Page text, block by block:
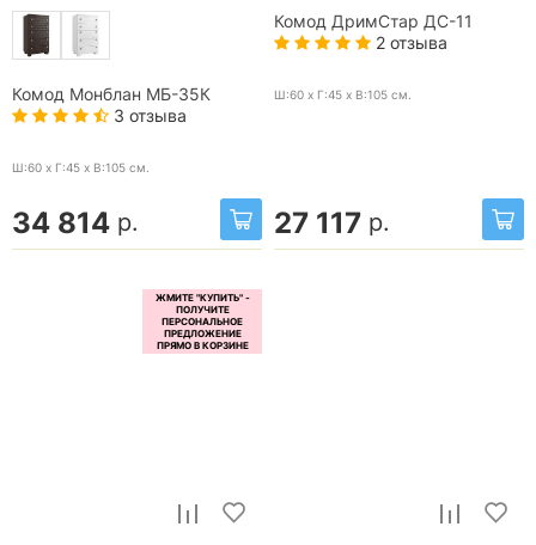
Комод Монблан МБ-35К
3 отзыва
Ш:60 x Г:45 x В:105 см.
34 814 р.
Комод ДримСтар ДС-11
2 отзыва
Ш:60 x Г:45 x В:105 см.
27 117 р.